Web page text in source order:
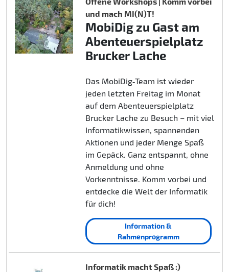
und mach MI(N)T!
MobiDig zu Gast am
Abenteuerspielplatz
Brucker Lache
Das MobiDig‑Team ist wieder
jeden letzten Freitag im Monat
auf dem Abenteuerspielplatz
Brucker Lache zu Besuch – mit viel
Informatikwissen, spannenden
Aktionen und jeder Menge Spaß
im Gepäck. Ganz entspannt, ohne
Anmeldung und ohne
Vorkenntnisse. Komm vorbei und
entdecke die Welt der Informatik
für dich!
Information &
Rahmenprogramm
Informatik macht Spaß :)